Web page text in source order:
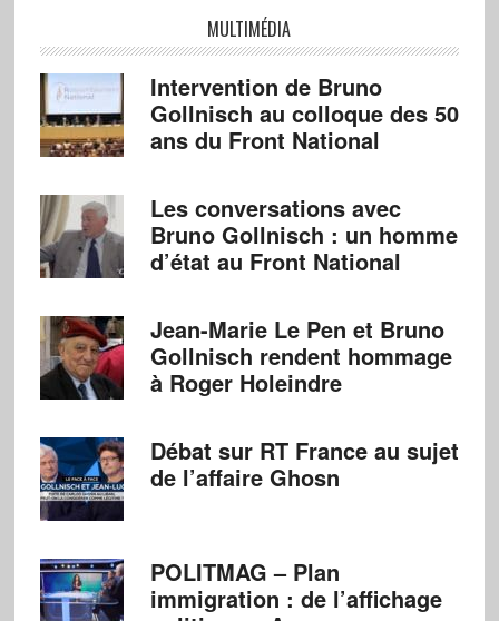
MULTIMÉDIA
Intervention de Bruno
Gollnisch au colloque des 50
ans du Front National
Les conversations avec
Bruno Gollnisch : un homme
d’état au Front National
Jean-Marie Le Pen et Bruno
Gollnisch rendent hommage
à Roger Holeindre
Débat sur RT France au sujet
de l’affaire Ghosn
POLITMAG – Plan
immigration : de l’affichage